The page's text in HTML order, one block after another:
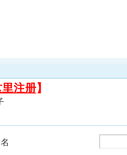
里注册】